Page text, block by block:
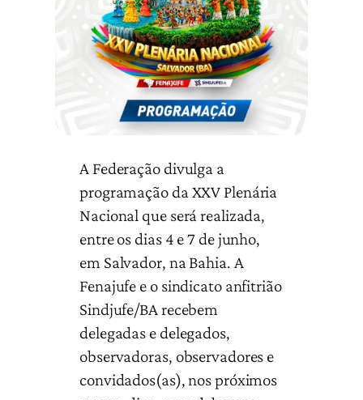
A Federação divulga a
programação da XXV Plenária
Nacional que será realizada,
entre os dias 4 e 7 de junho,
em Salvador, na Bahia. A
Fenajufe e o sindicato anfitrião
Sindjufe/BA recebem
delegadas e delegados,
observadoras, observadores e
convidados(as), nos próximos